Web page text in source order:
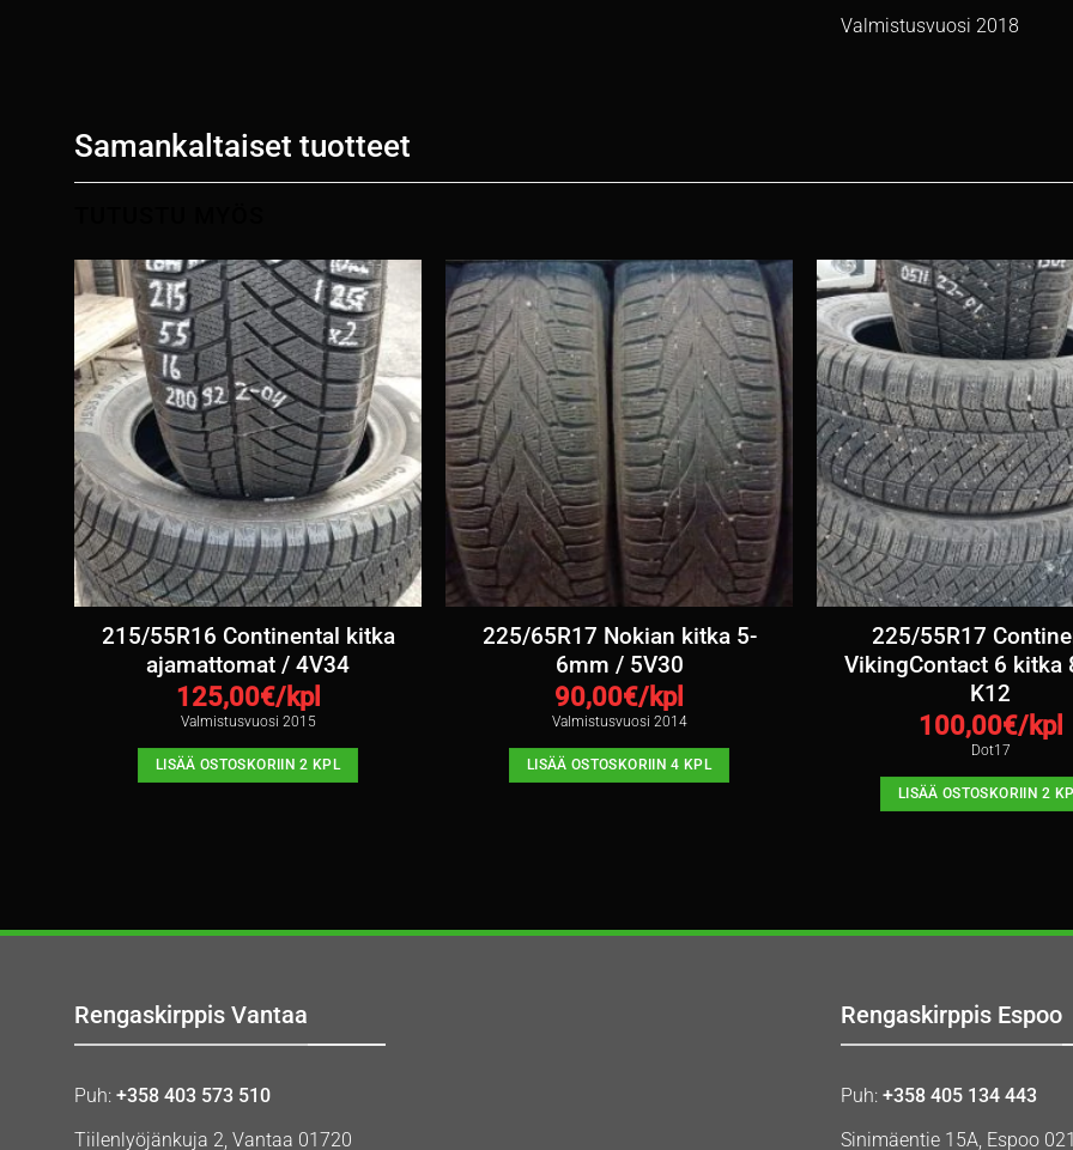
Valmistusvuosi 2018
Samankaltaiset tuotteet
215/55R16 Continental kitka
ajamattomat / 4V34
125,00€/kpl
Valmistusvuosi 2015
LISÄÄ OSTOSKORIIN 2 KPL
225/65R17 Nokian kitka 5-
6mm / 5V30
90,00€/kpl
Valmistusvuosi 2014
LISÄÄ OSTOSKORIIN 4 KPL
225/55R17
VikingContact 6 kitka
K12
100,00€/kpl
Dot17
LISÄÄ OSTOSKORIIN 2
Rengaskirppis Vantaa
Puh: +358 403 573 510
Tiilenlyöjänkuja 2, Vantaa 01720
Rengaskirppis Espoo
Puh: +358 405 134 443
Sinimäentie 15A, Espoo